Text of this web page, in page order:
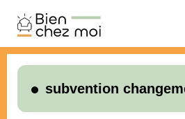
Bien
Chez
Moi
subvention